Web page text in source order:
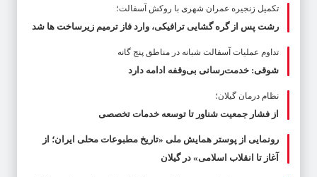
تکمیل زنجیره عمران شهری با روکش آسفالت؛
رشت پس از گره گشایی ترافیکی، وارد فاز ترمیم زیرساخت ها شد
تداوم عملیات آسفالت‌ شبانه در مناطق پنج گانه
شوقی: خدمت‌رسانی بی‌وقفه ادامه دارد
نظام درمان گیلان؛
از فشار جمعیت شناور تا توسعه خدمات تخصصی
رونمایی از پوستر همایش ملی «تاریخ مطبوعات محلی ایران؛ از
آغاز تا انقلاب اسلامی» در گیلان